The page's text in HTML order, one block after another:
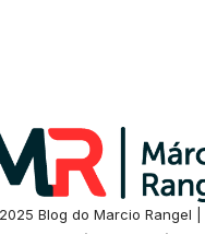
Blog do Marcio Rangel |